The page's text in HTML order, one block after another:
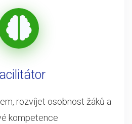
rozvíjet osobnost žáků a
kompetence